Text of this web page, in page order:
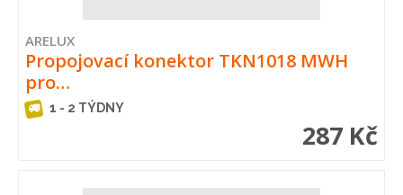
ARELUX
Propojovací konektor TKN1018 MWH
pro…
1 - 2 TÝDNY
287 Kč